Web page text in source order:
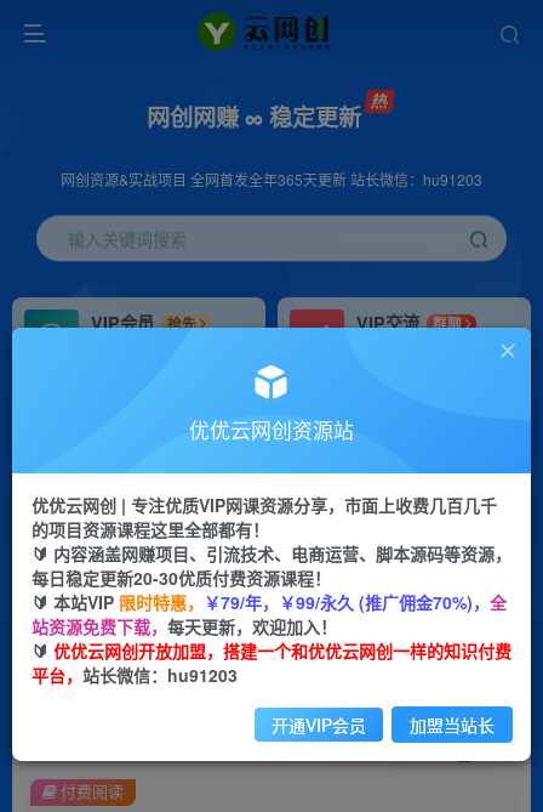
网创网赚 ∞ 稳定更新
网创资源&实战项目 全网首发全年365天更新 站长微信：hu91203
输入关键词搜索
VIP会员
抢先
VIP交流
群聊
研究探讨更多创业项目路子。
会员专属推广链接
挂机 项目
脚本卡密
APP下载
GO
首页 创业课程 会员免费 正文
全面解析小红书图文引流日引50私域流量【揭秘】
关注 私信
付费阅读
优优云网创资源站
优优云网创 | 专注优质VIP网课资源分享，市面上收费几百几千
的项目资源课程这里全部都有！
🔰 内容涵盖网赚项目、引流技术、电商运营、脚本源码等资源，
每日稳定更新20-30优质付费资源课程！
🔰 本站VIP 限时特惠， ￥79/年，￥99/永久 (推广佣金70%)， 全
站资源免费下载， 每天更新，欢迎加入！
🔰 优优云网创开放加盟，搭建一个和优优云网创一样的知识付费
平台， 站长微信：hu91203
开通VIP会员 加盟当站长